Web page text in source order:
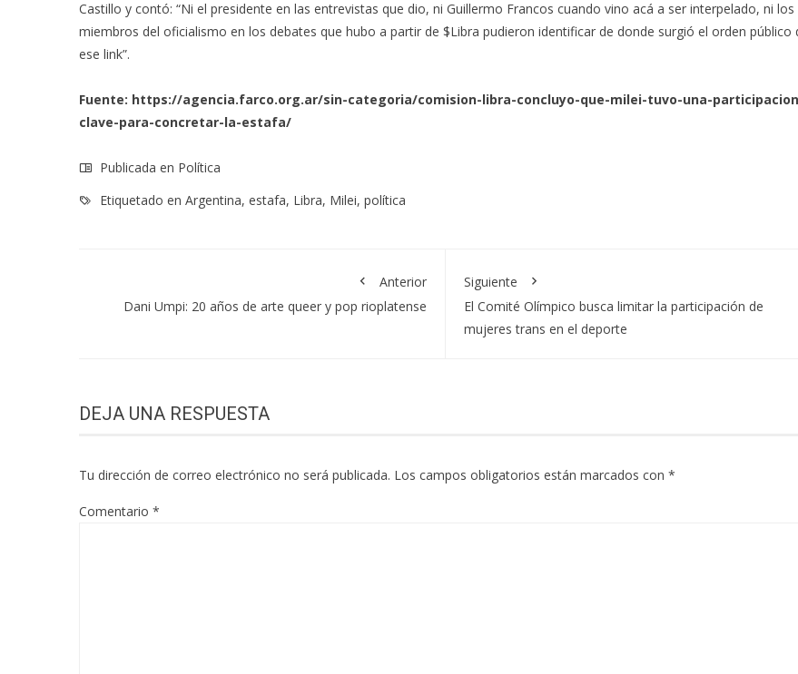
Castillo y contó: “Ni el presidente en las entrevistas que dio, ni Guillermo Francos cuando vino acá a ser interpelado, ni los
miembros del oficialismo en los debates que hubo a partir de $Libra pudieron identificar de donde surgió el orden público
ese link”.
Fuente: https://agencia.farco.org.ar/sin-categoria/comision-libra-concluyo-que-milei-tuvo-una-
clave-para-concretar-la-estafa/
Publicada en Política
Etiquetado en Argentina, estafa, Libra, Milei, política
Anterior
Dani Umpi: 20 años de arte queer y pop rioplatense
Siguiente
El Comité Olímpico busca limitar la participación de
mujeres trans en el deporte
DEJA UNA RESPUESTA
Tu dirección de correo electrónico no será publicada. Los campos obligatorios están marcados con *
Comentario *